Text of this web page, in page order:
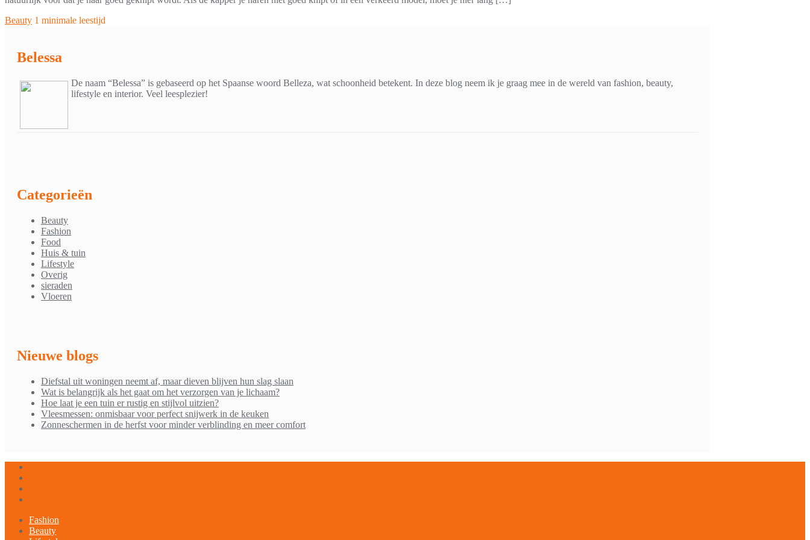
Beauty 1 minimale leestijd
Belessa
De naam “Belessa” is gebaseerd op het Spaanse woord Belleza, wat schoonheid betekent. In deze blog neem ik je graag mee in de wereld van fashion, beauty,
lifestyle en interior. Veel leesplezier!
Categorieën
Beauty
Fashion
Food
Huis & tuin
Lifestyle
Overig
sieraden
Vloeren
Nieuwe blogs
Diefstal uit woningen neemt af, maar dieven blijven hun slag slaan
Wat is belangrijk als het gaat om het verzorgen van je lichaam?
Hoe laat je een tuin er rustig en stijlvol uitzien?
Vleesmessen: onmisbaar voor perfect snijwerk in de keuken
Zonneschermen in de herfst voor minder verblinding en meer comfort
Fashion
Beauty